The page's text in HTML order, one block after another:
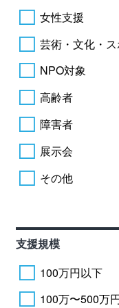
女性支援
芸術・文化・
NPO対象
高齢者
障害者
展示会
その他
支援規模
100万円以下
100万〜500万